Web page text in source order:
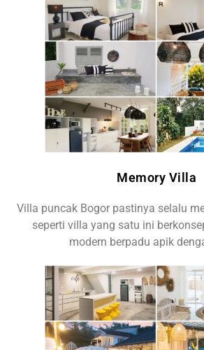
Memory Villa
Villa puncak Bogor pastinya selalu
seperti villa yang satu ini
modern berpadu apik